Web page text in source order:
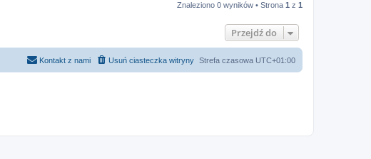
Znaleziono 0 wyników • Strona 1 z 1
Przejdź do
Strefa czasowa UTC+01:00
Usuń ciasteczka witryny
Kontakt z nami